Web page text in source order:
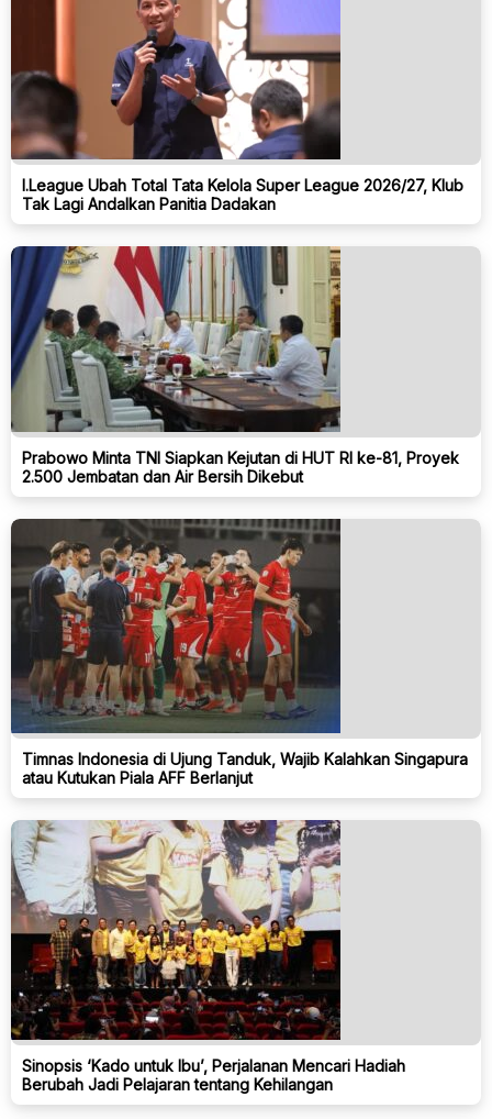
I.League Ubah Total Tata Kelola Super League 2026/27, Klub
Tak Lagi Andalkan Panitia Dadakan
Prabowo Minta TNI Siapkan Kejutan di HUT RI ke-81, Proyek
2.500 Jembatan dan Air Bersih Dikebut
Timnas Indonesia di Ujung Tanduk, Wajib Kalahkan Singapura
atau Kutukan Piala AFF Berlanjut
Sinopsis ‘Kado untuk Ibu’, Perjalanan Mencari Hadiah
Berubah Jadi Pelajaran tentang Kehilangan